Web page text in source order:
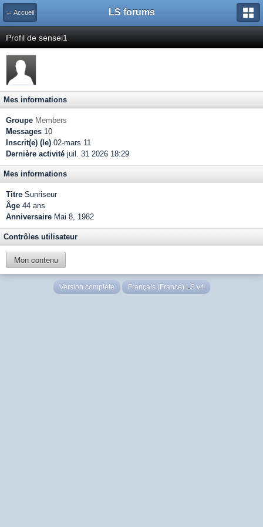
← Accueil LS forums
Profil de sensei1
Mes informations
Groupe Members
Messages 10
Inscrit(e) (le) 02-mars 11
Dernière activité juil. 31 2026 18:29
Mes informations
Titre Sunriseur
Âge 44 ans
Anniversaire Mai 8, 1982
Contrôles utilisateur
Mon contenu
Version complète Français (France) LS v4